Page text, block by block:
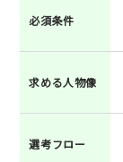
必須条件
求める人物像
選考フロー